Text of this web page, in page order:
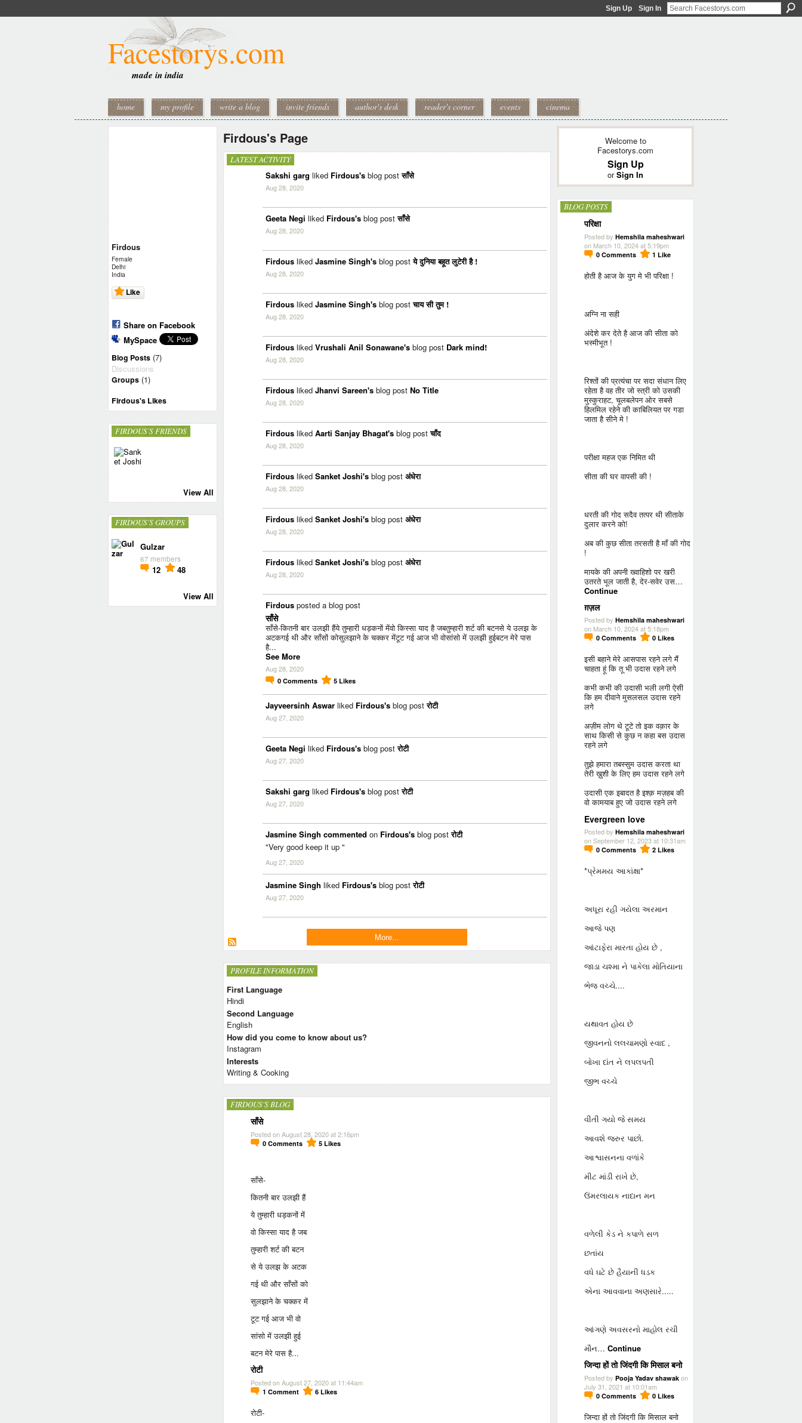
Sign Up Sign In
Facestorys.com
made in india
home my profile write a blog invite friends author's desk reader's corner events cinema
Firdous
Female
Delhi
India
Like
Share on Facebook
MySpace
Blog Posts (7)
Discussions
Groups (1)
Firdous's Likes
FIRDOUS'S FRIENDS
View All
FIRDOUS'S GROUPS
Gulzar
67 members
12 48
View All
Firdous's Page
LATEST ACTIVITY
Sakshi garg liked Firdous's blog postसाँसे
Aug 28, 2020
Geeta Negi liked Firdous's blog postसाँसे
Aug 28, 2020
Firdous liked Jasmine Singh's blog postये दुनिया बहूत लुटेरी है !
Aug 28, 2020
Firdous liked Jasmine Singh's blog postचाय सी तुम !
Aug 28, 2020
Firdous liked Vrushali Anil Sonawane's blog post Dark mind!
Aug 28, 2020
Firdous liked Jhanvi Sareen's blog post No Title
Aug 28, 2020
Firdous liked Aarti Sanjay Bhagat's blog postचाँद
Aug 28, 2020
Firdous liked Sanket Joshi's blog post अंधेरा
Aug 28, 2020
Firdous liked Sanket Joshi's blog post अंधेरा
Aug 28, 2020
Firdous liked Sanket Joshi's blog post अंधेरा
Aug 28, 2020
Firdous posted a blog post
साँसे
साँसे-कितनी बार उलझी हैंये तुम्हारी धड़कनों मेंवो किस्सा याद है जबतुम्हारी शर्ट की बटनसे ये उलझ के
अटकगई थी और साँसों कोसुलझाने के चक्कर मेंटूट गई आज भी वोसांसो में उलझी हुईबटन मेरे पास
है...
See More
Aug 28, 2020
0 Comments 5 Likes
Jayveersinh Aswar liked Firdous's blog postरोटी
Aug 27, 2020
Geeta Negi liked Firdous's blog postरोटी
Aug 27, 2020
Sakshi garg liked Firdous's blog postरोटी
Aug 27, 2020
Jasmine Singh commented on Firdous's blog postरोटी
"Very good keep it up "
Aug 27, 2020
Jasmine Singh liked Firdous's blog postरोटी
Aug 27, 2020
More...
PROFILE INFORMATION
First Language
Hindi
Second Language
English
How did you come to know about us?
Instagram
Interests
Writing & Cooking
FIRDOUS'S BLOG
साँसे
Posted on August 28, 2020 at 2:16pm
0 Comments 5 Likes
साँसे-
कितनी बार उलझी हैं
ये तुम्हारी धड़कनों में
वो किस्सा याद है जब
तुम्हारी शर्ट की बटन
से ये उलझ के अटक
गई थी और साँसों को
सुलझाने के चक्कर में
टूट गई आज भी वो
सांसो में उलझी हुई
बटन मेरे पास है...
रोटी
Posted on August 27, 2020 at 11:44am
1 Comment 6 Likes
रोटी-
Welcome to
Facestorys.com
Sign Up
orSign In
BLOG POSTS
परिक्षा
Posted by Hemshila maheshwari
on March 10, 2024 at 5:19pm
0 Comments 1 Like
होती है आज के युग मे भी परिक्षा !
अग्नि ना सही
अंदेशे कर देते है आज की सीता को
भस्मीभूत !
रिश्तों की प्रत्यंचा पर सदा संधान लिए
रहेता है वह तीर जो स्त्री को उसकी
मुस्कुराहट, चूलबलेपन ओर सबसे
हिलमिल रहेने की काबिलियत पर गडा
जाता है सीने मे !
परीक्षा महज एक निमित थी
सीता की घर वापसी की !
धरती की गोद सदैव तत्पर थी सीताके
दुलार करने को!
अब की कुछ सीता तरसती है माँ की गोद
!
मायके की अपनी ख्वाहिशो पर खरी
उतरते भूल जाती है, देर-सवेर उस…
Continue
ग़ज़ल
Posted by Hemshila maheshwari
on March 10, 2024 at 5:18pm
0 Comments 0 Likes
इसी बहाने मेरे आसपास रहने लगे मैं
चाहता हूं कि तू भी उदास रहने लगे
कभी कभी की उदासी भली लगी ऐसी
कि हम दीवाने मुसलसल उदास रहने
लगे
अज़ीम लोग थे टूटे तो इक वक़ार के
साथ किसी से कुछ न कहा बस उदास
रहने लगे
तुझे हमारा तबस्सुम उदास करता था
तेरी ख़ुशी के लिए हम उदास रहने लगे
उदासी एक इबादत है इश्क़ मज़हब की
वो कामयाब हुए जो उदास रहने लगे
Evergreen love
Posted by Hemshila maheshwari
on September 12, 2023 at 10:31am
0 Comments 2 Likes
*પ્રેમમય આકાંક્ષા*
અધૂરા રહી ગયેલા અરમાન
આજે પણ
આંટાફેરા મારતા હોય છે ,
જાડા ચશ્મા ને પાકેલા મોતિયાના
ભેજ વચ્ચે....
યથાવત હોય છે
જીવનનો લલચામણો સ્વાદ ,
બોખા દાંત ને લપલપતી
જીભ વચ્ચે
વીતી ગયો જે સમય
આવશે જરુર પાછો.
આશ્વાસનના વળાંકે
મીટ માંડી રાખે છે,
ઉંમરલાયક નાદાન મન
વળેલી કેડ ને કપાળે સળ
છતાંય
વધે ઘટે છે હૈયાની ધડક
એના આવવાના અણસારે.....
આંગણે અવસરનો માહોલ રચી
મૌન… Continue
जिन्दा हों तो जिंदगी कि मिसाल बनो
Posted by Pooja Yadav shawak on
July 31, 2021 at 10:01am
0 Comments 0 Likes
जिन्दा हों तो जिंदगी कि मिसाल बनो